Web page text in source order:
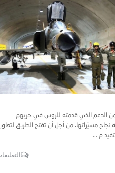
من الدعم الذي قدمته للروس في حربهم
نجاح مسيّراتها، من أجل أن تفتح الطريق
م ...